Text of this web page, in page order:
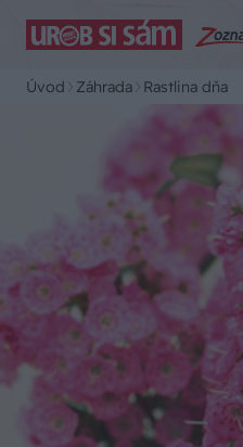
Úvod Záhrada Rastlina dňa